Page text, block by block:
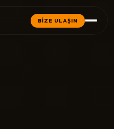
BİZE ULAŞIN